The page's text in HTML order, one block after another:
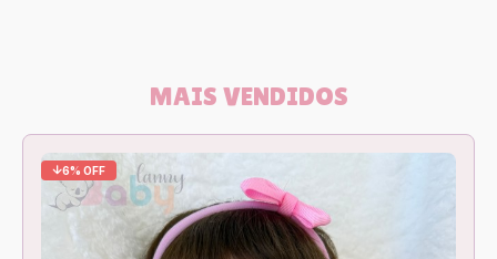
MAIS VENDIDOS
6% OFF